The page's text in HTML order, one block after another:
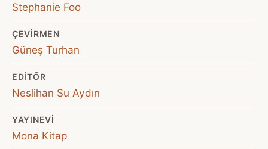
Stephanie Foo
ÇEVIRMEN
Güneş Turhan
EDITÖR
Neslihan Su Aydın
YAYINEVI
Mona Kitap